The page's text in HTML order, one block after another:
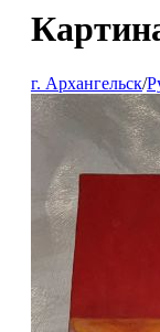
г. Архангельск/